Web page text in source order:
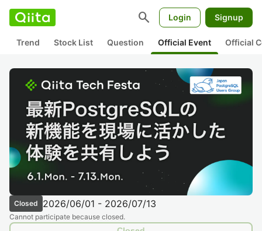
search Login Signup
Trend Stock List Question Official Event Official
Closed 2026/06/01 - 2026/07/13
Cannot participate because closed.